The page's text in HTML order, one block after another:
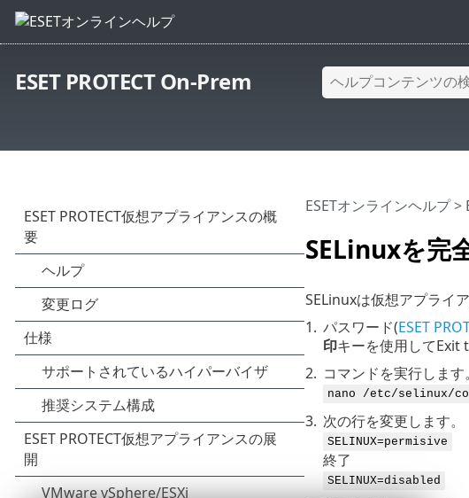
ESET PROTECT On-Prem
SELinuxを完
ESETオンラインヘルプ>
SELinuxは仮想アプライ
1. パスワード(ESET
印キーを使用してExit
2. コマンドを実行します。
nano /etc/selinux/
3. 次の行を変更します。
SELINUX=permisive
終了
SELINUX=disabled